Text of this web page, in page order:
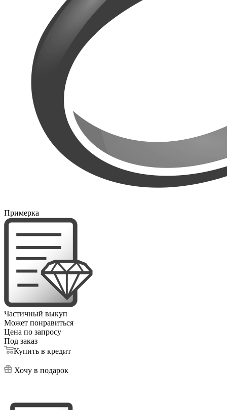
Примерка
Частичный выкуп
Может понравиться
Цена по запросу
Под заказ
Купить в кредит
Хочу в подарок